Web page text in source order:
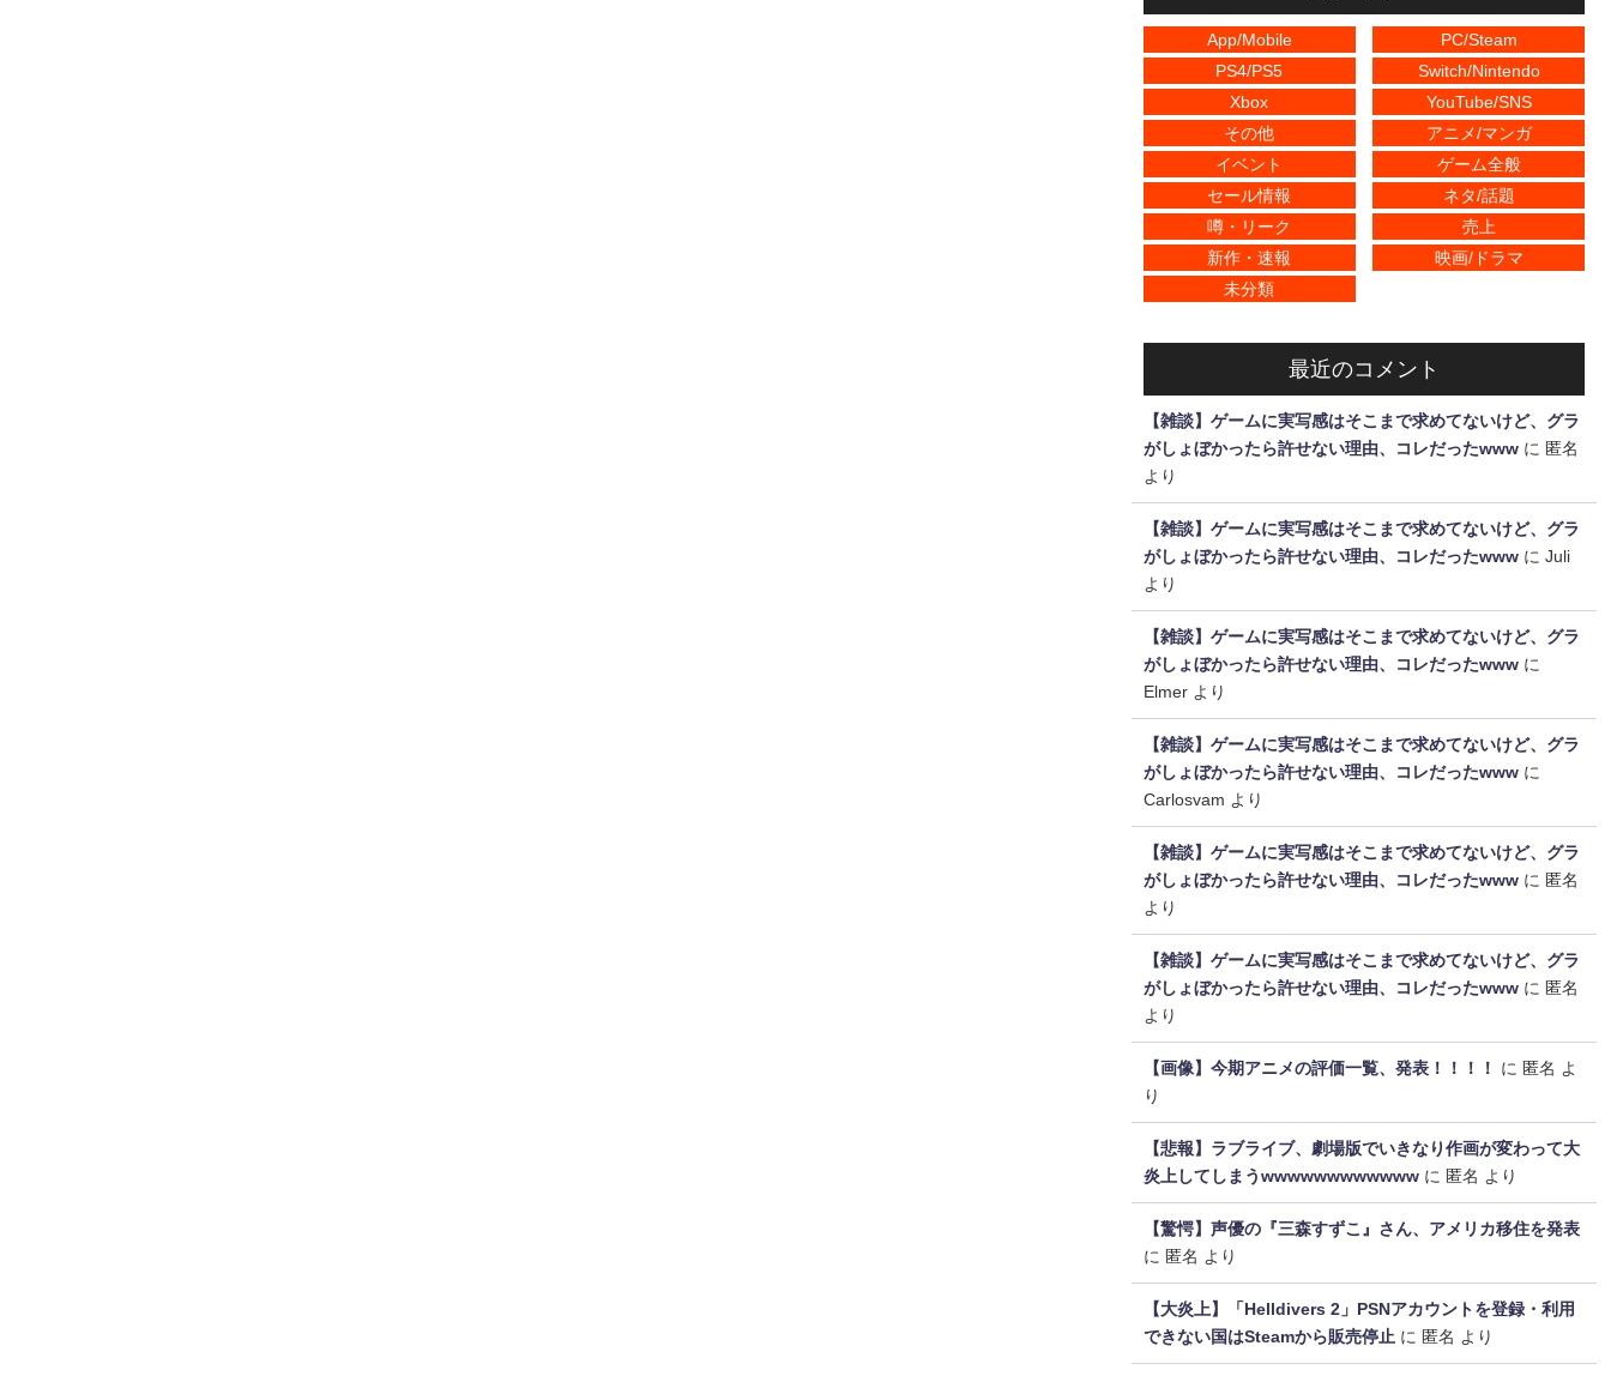
App/Mobile
PC/Steam
PS4/PS5
Switch/Nintendo
Xbox
YouTube/SNS
その他
アニメ/マンガ
イベント
ゲーム全般
セール情報
ネタ/話題
噂・リーク
売上
新作・速報
映画/ドラマ
未分類
最近のコメント
【雑談】ゲームに実写感はそこまで求めてないけど、グラ
がしょぼかったら許せない理由、コレだったwww に 匿名
より
【雑談】ゲームに実写感はそこまで求めてないけど、グラ
がしょぼかったら許せない理由、コレだったwww に Juli
より
【雑談】ゲームに実写感はそこまで求めてないけど、グラ
がしょぼかったら許せない理由、コレだったwww に
Elmer より
【雑談】ゲームに実写感はそこまで求めてないけど、グラ
がしょぼかったら許せない理由、コレだったwww に
Carlosvam より
【雑談】ゲームに実写感はそこまで求めてないけど、グラ
がしょぼかったら許せない理由、コレだったwww に 匿名
より
【雑談】ゲームに実写感はそこまで求めてないけど、グラ
がしょぼかったら許せない理由、コレだったwww に 匿名
より
【画像】今期アニメの評価一覧、発表！！！！ に 匿名 よ
り
【悲報】ラブライブ、劇場版でいきなり作画が変わって大
炎上してしまうwwwwwwwwwwww に 匿名 より
【驚愕】声優の『三森すずこ』さん、アメリカ移住を発表
に 匿名 より
【大炎上】「Helldivers 2」PSNアカウントを登録・利用
できない国はSteamから販売停止 に 匿名 より